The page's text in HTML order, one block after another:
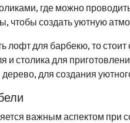
где можно
чтобы создать уютную
лофт для барбекю, то
и столика для
для создания
важным аспектом при